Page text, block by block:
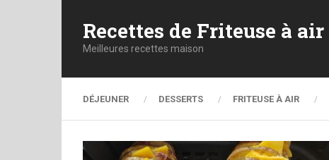
Recettes de Friteuse à air
Meilleures recettes maison
DÉJEUNER DESSERTS FRITEUSE À AIR